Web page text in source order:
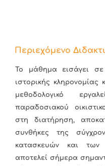
Περιεχόμενο
Το μάθημα εισάγει
ιστορικής κληρονομίας
μεθοδολογικό
παραδοσιακού
στη διατήρηση,
συνθήκες της
κατασκευών και των
αποτελεί σήμερα